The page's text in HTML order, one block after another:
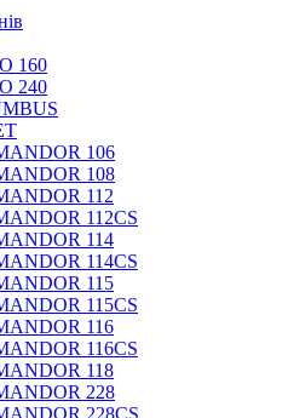
160
240
106
108
112
112CS
114
114CS
115
115CS
116
116CS
118
228
228CS